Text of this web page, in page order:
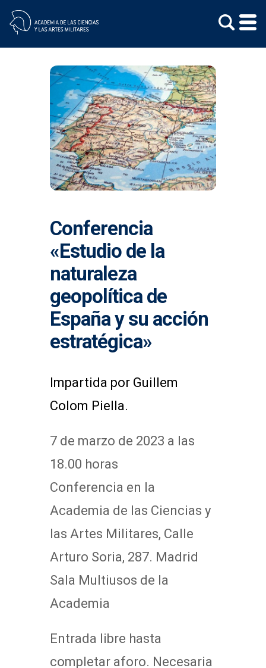
Conferencia
«Estudio de la
naturaleza
geopolítica de
España y su acción
estratégica»
Impartida por Guillem
Colom Piella.
7 de marzo de 2023 a las
18.00 horas
Conferencia en la
Academia de las Ciencias y
las Artes Militares, Calle
Arturo Soria, 287. Madrid
Sala Multiusos de la
Academia
Entrada libre hasta
completar aforo. Necesaria